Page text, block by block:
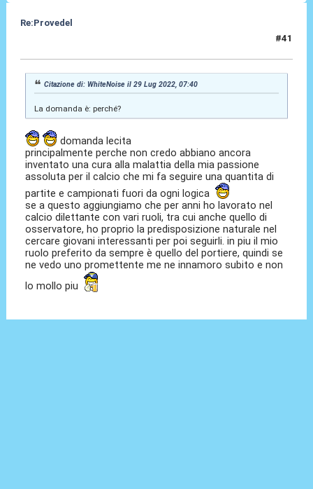
Re:Provedel
#41
Citazione di: WhiteNoise il 29 Lug 2022, 07:40
La domanda è: perché?
domanda lecita
principalmente perche non credo abbiano ancora
inventato una cura alla malattia della mia passione
assoluta per il calcio che mi fa seguire una quantita di
partite e campionati fuori da ogni logica
se a questo aggiungiamo che per anni ho lavorato nel
calcio dilettante con vari ruoli, tra cui anche quello di
osservatore, ho proprio la predisposizione naturale nel
cercare giovani interessanti per poi seguirli. in piu il mio
ruolo preferito da sempre è quello del portiere, quindi se
ne vedo uno promettente me ne innamoro subito e non
lo mollo piu